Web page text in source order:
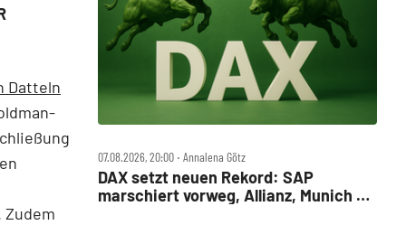
Datteln
07.08.2026, 20:00 ‧ Annalena Götz
DAX setzt neuen Rekord: SAP
marschiert vorweg, Allianz, Munich Re